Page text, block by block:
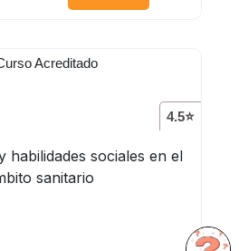
4.5⭐
habilidades sociales en el
sanitario